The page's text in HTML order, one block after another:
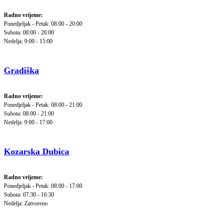
Radno vrijeme:
Ponedjeljak - Petak: 08:00 - 20:00
Subota: 08:00 - 20:00
Nedelja: 9:00 - 15:00
Gradiška
Radno vrijeme:
Ponedjeljak - Petak: 08:00 - 21:00
Subota: 08:00 - 21:00
Nedelja: 9:00 - 17:00
Kozarska Dubica
Radno vrijeme:
Ponedjeljak - Petak: 08:00 - 17:00
Subota: 07:30 - 16:30
Nedelja: Zatvoreno